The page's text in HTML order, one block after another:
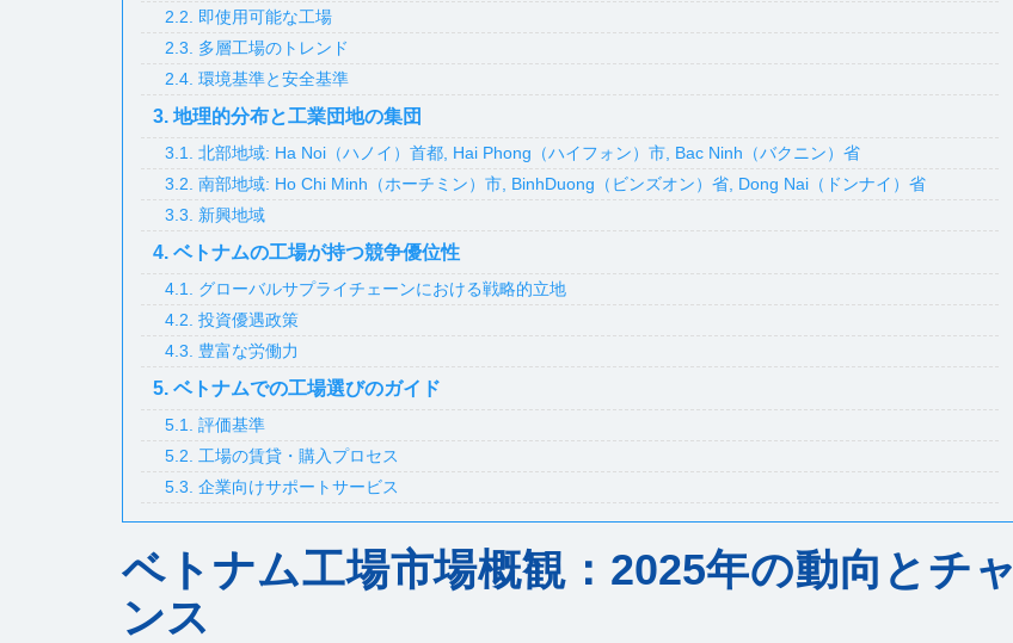
2.2. 即使用可能な工場
2.3. 多層工場のトレンド
2.4. 環境基準と安全基準
3. 地理的分布と工業団地の集団
3.1. 北部地域: Ha Noi（ハノイ）首都, Hai Phong（ハイフォン）市, Bac Ninh（バクニン）省
3.2. 南部地域: Ho Chi Minh（ホーチミン）市, BinhDuong（ビンズオン）省, Dong Nai（ドンナイ）省
3.3. 新興地域
4. ベトナムの工場が持つ競争優位性
4.1. グローバルサプライチェーンにおける戦略的立地
4.2. 投資優遇政策
4.3. 豊富な労働力
5. ベトナムでの工場選びのガイド
5.1. 評価基準
5.2. 工場の賃貸・購入プロセス
5.3. 企業向けサポートサービス
ベトナム工場市場概観：2025年の動向とチャ
ンス